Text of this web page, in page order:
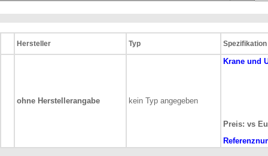
Hersteller Typ Spezifikation
ohne Herstellerangabe kein Typ angegeben
Krane und
Preis: vs